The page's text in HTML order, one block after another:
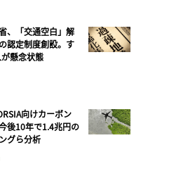
、「交通空白」解
認定制度創設。す
懸念状態
向けカーボン
後10年で1.4兆円の
グら分析